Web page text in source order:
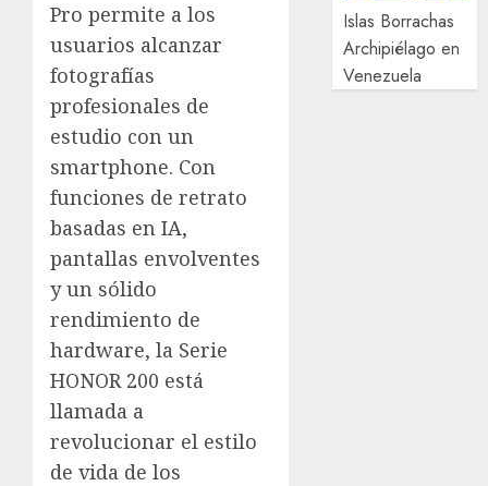
Pro permite a los
usuarios alcanzar
fotografías
profesionales de
estudio con un
smartphone. Con
funciones de retrato
basadas en IA,
pantallas envolventes
y un sólido
rendimiento de
hardware, la Serie
HONOR 200 está
llamada a
revolucionar el estilo
de vida de los
Islas Borrachas
Archipiélago en
Venezuela